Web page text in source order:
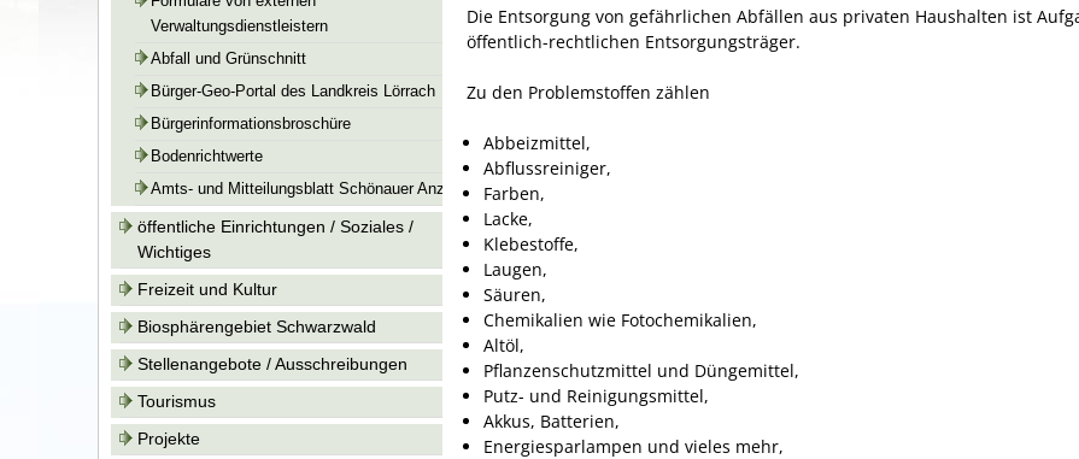
Verwaltungsdienstleistern
Abfall und Grünschnitt
Bürger-Geo-Portal des Landkreis Lörrach
Bürgerinformationsbroschüre
Bodenrichtwerte
Amts- und Mitteilungsblatt Schönauer Anzeiger
öffentliche Einrichtungen / Soziales /
Wichtiges
Freizeit und Kultur
Biosphärengebiet Schwarzwald
Stellenangebote / Ausschreibungen
Tourismus
Projekte
Die Entsorgung von gefährlichen Abfällen aus privaten Haushalten ist
öffentlich-rechtlichen Entsorgungsträger.
Zu den Problemstoffen zählen
Abbeizmittel,
Abflussreiniger,
Farben,
Lacke,
Klebestoffe,
Laugen,
Säuren,
Chemikalien wie Fotochemikalien,
Altöl,
Pflanzenschutzmittel und Düngemittel,
Putz- und Reinigungsmittel,
Akkus, Batterien,
Energiesparlampen und vieles mehr,